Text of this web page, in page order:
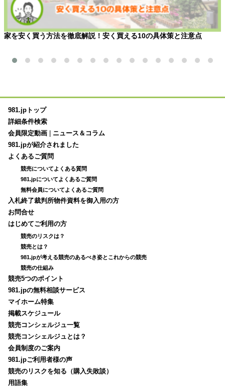
家を安く買う方法を徹底解説！安く買える10の具体策と注意点
981.jpトップ
詳細条件検索
会員限定動画
ニュース＆コラム
981.jpが紹介されました
よくあるご質問
競売についてよくある質問
981.jpについてよくあるご質問
無料会員についてよくあるご質問
入札終了裁判所物件資料を御入用の方
お問合せ
はじめてご利用の方
競売のリスクは？
競売とは？
981.jpが考える競売のあるべき姿とこれからの競売
競売の仕組み
競売5つのポイント
981.jpの無料相談サービス
マイホーム特集
掲載スケジュール
競売コンシェルジュ一覧
競売コンシェルジュとは？
会員制度のご案内
981.jpご利用者様の声
競売のリスクを知る（購入失敗談）
用語集